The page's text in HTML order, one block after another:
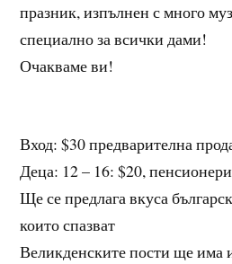
празник, изпълнен с много
специално за всички дами!
Очакваме ви!
Вход: $30 предварителна
Деца: 12 – 16: $20,
Ще се предлага вкуса
които спазват
Великденските пости ще има